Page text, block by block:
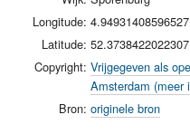
Longitude: 4.94931408596527
Latitude: 52.3738422022307
Copyright: Vrijgegeven als
Amsterdam (meer
Bron: originele bron